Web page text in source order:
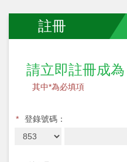
註冊
請立即註冊成為
其中*為必填項
* 登錄號碼：